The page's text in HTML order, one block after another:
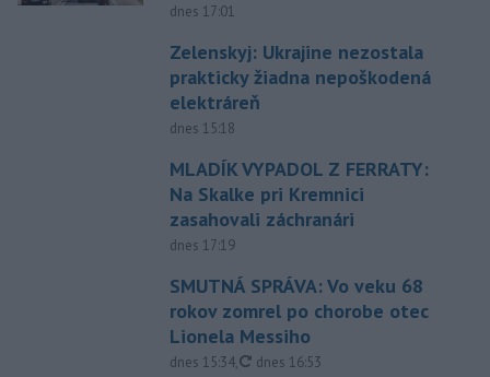
dnes 17:01
Zelenskyj: Ukrajine nezostala
prakticky žiadna nepoškodená
elektráreň
dnes 15:18
MLADÍK VYPADOL Z FERRATY:
Na Skalke pri Kremnici
zasahovali záchranári
dnes 17:19
SMUTNÁ SPRÁVA: Vo veku 68
rokov zomrel po chorobe otec
Lionela Messiho
dnes 15:34, aktualizované
dnes 16:53